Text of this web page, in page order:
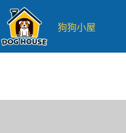
至
狗狗小屋